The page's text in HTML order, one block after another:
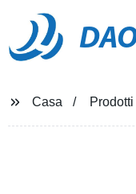
Casa Prodotti